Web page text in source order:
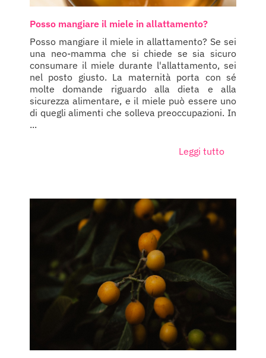
Posso mangiare il miele in allattamento?
Posso mangiare il miele in allattamento? Se sei
una neo-mamma che si chiede se sia sicuro
consumare il miele durante l'allattamento, sei
nel posto giusto. La maternità porta con sé
molte domande riguardo alla dieta e alla
sicurezza alimentare, e il miele può essere uno
di quegli alimenti che solleva preoccupazioni. In
...
Leggi tutto